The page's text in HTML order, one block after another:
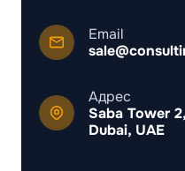
Email
Адрес
Saba Tower
Dubai, UAE